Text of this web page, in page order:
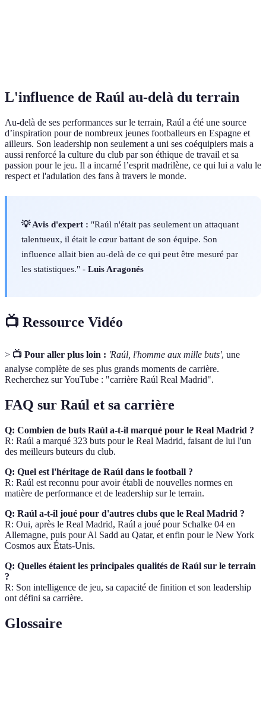
L'influence de Raúl au-delà du terrain
Au-delà de ses performances sur le terrain, Raúl a été une source
d’inspiration pour de nombreux jeunes footballeurs en Espagne et
ailleurs. Son leadership non seulement a uni ses coéquipiers mais a
aussi renforcé la culture du club par son éthique de travail et sa
passion pour le jeu. Il a incarné l’esprit madrilène, ce qui lui a valu le
respect et l'adulation des fans à travers le monde.
💡 Avis d'expert : "Raúl n'était pas seulement un attaquant
talentueux, il était le cœur battant de son équipe. Son
influence allait bien au-delà de ce qui peut être mesuré par
les statistiques." - Luis Aragonés
📺 Ressource Vidéo
> 📺 Pour aller plus loin : 'Raúl, l'homme aux mille buts', une
analyse complète de ses plus grands moments de carrière.
Recherchez sur YouTube : "carrière Raúl Real Madrid".
FAQ sur Raúl et sa carrière
Q: Combien de buts Raúl a-t-il marqué pour le Real Madrid ?
R: Raúl a marqué 323 buts pour le Real Madrid, faisant de lui l'un
des meilleurs buteurs du club.
Q: Quel est l'héritage de Raúl dans le football ?
R: Raúl est reconnu pour avoir établi de nouvelles normes en
matière de performance et de leadership sur le terrain.
Q: Raúl a-t-il joué pour d'autres clubs que le Real Madrid ?
R: Oui, après le Real Madrid, Raúl a joué pour Schalke 04 en
Allemagne, puis pour Al Sadd au Qatar, et enfin pour le New York
Cosmos aux États-Unis.
Q: Quelles étaient les principales qualités de Raúl sur le terrain
?
R: Son intelligence de jeu, sa capacité de finition et son leadership
ont défini sa carrière.
Glossaire